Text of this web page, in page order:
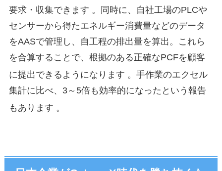
要求・収集できます 。同時に、自社工場のPLCや
センサーから得たエネルギー消費量などのデータ
をAASで管理し、自工程の排出量を算出。これら
を合算することで、根拠のある正確なPCFを顧客
に提出できるようになります 。手作業のエクセル
集計に比べ、3～5倍も効率的になったという報告
もあります 。